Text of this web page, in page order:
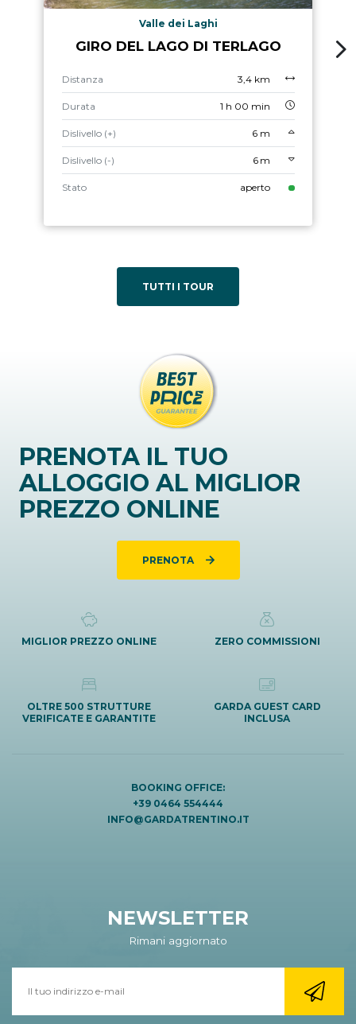
Valle dei Laghi
GIRO DEL LAGO DI TERLAGO
Distanza 3,4 km
Durata 1 h 00 min
Dislivello (+) 6 m
Dislivello (-) 6 m
Stato aperto
TUTTI I TOUR
PRENOTA IL TUO
ALLOGGIO AL MIGLIOR
PREZZO ONLINE
PRENOTA
MIGLIOR PREZZO ONLINE ZERO COMMISSIONI
OLTRE 500 STRUTTURE
VERIFICATE E GARANTITE
GARDA GUEST CARD
INCLUSA
BOOKING OFFICE:
+39 0464 554444
INFO@GARDATRENTINO.IT
NEWSLETTER
Rimani aggiornato